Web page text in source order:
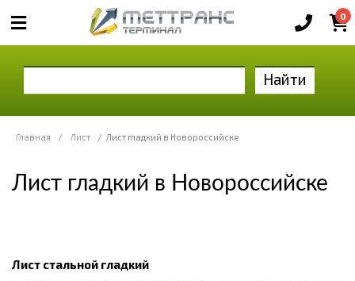
0
Найти
Главная / Лист / Лист гладкий в Новороссийске
Лист гладкий в Новороссийске
Лист стальной гладкий